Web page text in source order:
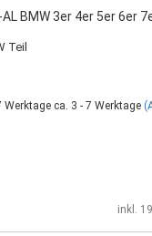
BMW 3er 4er 5er 6er
Teil
ca. 3 - 7 Werktage
inkl.